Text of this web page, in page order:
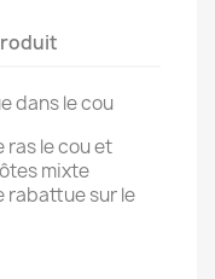
dans le cou
ras le cou et
mixte
rabattue sur le